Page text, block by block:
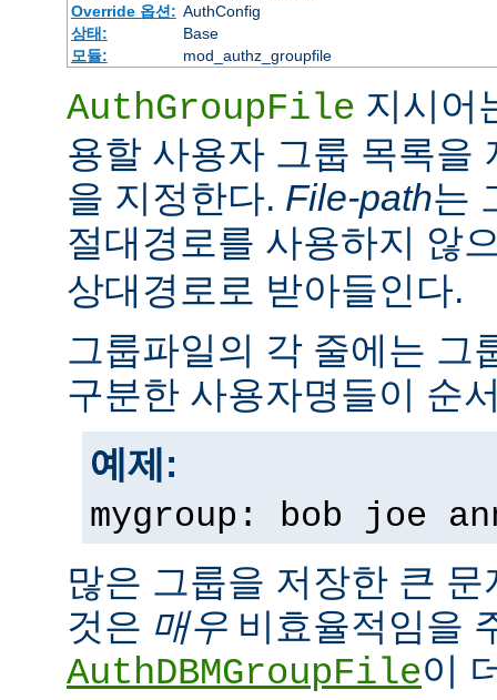
Override 옵션: AuthConfig
상태:
Base
모듈:
mod_authz_groupfile
AuthGroupFile 지시어
용할 사용자 그룹 목록을
을 지정한다. File-path는
절대경로를 사용하지 않
상대경로로 받아들인다.
그룹파일의 각 줄에는 그
구분한 사용자명들이 순
예제:
mygroup: bob joe
많은 그룹을 저장한 큰
것은 매우 비효율적임을
AuthDBMGroupFile이